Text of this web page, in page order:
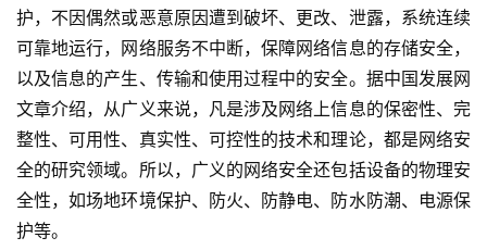
护，不因偶然或恶意原因遭到破坏、更改、泄露，系统连续
可靠地运行，网络服务不中断，保障网络信息的存储安全，
以及信息的产生、传输和使用过程中的安全。据中国发展网
文章介绍，从广义来说，凡是涉及网络上信息的保密性、完
整性、可用性、真实性、可控性的技术和理论，都是网络安
全的研究领域。所以，广义的网络安全还包括设备的物理安
全性，如场地环境保护、防火、防静电、防水防潮、电源保
护等。